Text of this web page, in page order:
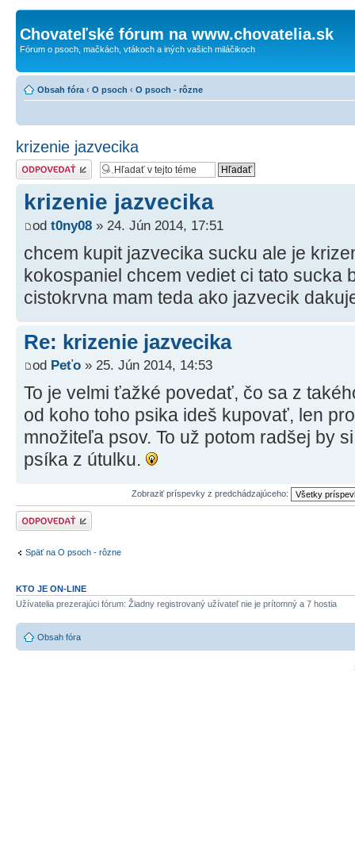
Chovateľské fórum na www.chovatelia.sk
Fórum o psoch, mačkách, vtákoch a iných vašich miláčikoch
Obsah fóra ‹ O psoch ‹ O psoch - rôzne
krizenie jazvecika
Odoslať odpoveď
krizenie jazvecika
od t0ny08 » 24. Jún 2014, 17:51
chcem kupit jazvecika sucku ale je
kokospaniel chcem vediet ci tato sucka
cistokrvna mam teda ako jazvecik
Re: krizenie jazvecika
od Peťo » 25. Jún 2014, 14:53
To je velmi ťažké povedať, čo sa z
od koho toho psika ideš kupovať, len
množiteľa psov. To už potom radšej by
psíka z útulku.
Zobraziť príspevky z predchádzajúceho:
Odoslať odpoveď
Späť na O psoch - rôzne
KTO JE ON-LINE
Užívatelia prezerajúci fórum: Žiadny registrovaný užívateľ nie je prítomný a 7 hostia
Obsah fóra